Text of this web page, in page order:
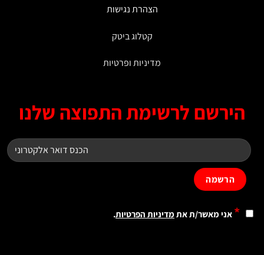
הצהרת נגישות
קטלוג ביטק
מדיניות ופרטיות
לרשימת התפוצה שלנו
אני מאשר/ת אתמדיניות הפרטיות.